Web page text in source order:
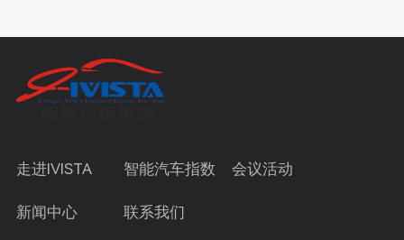
走进IVISTA 智能汽车指数 会议活动
新闻中心 联系我们